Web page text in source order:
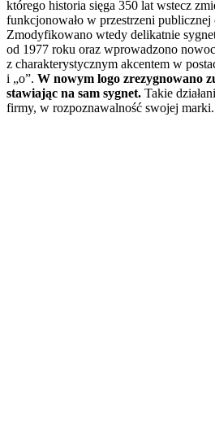
którego historia sięga 350 lat wstecz
funkcjonowało w przestrzeni publicznej
Zmodyfikowano wtedy delikatnie
od 1977 roku oraz wprowadzono
z charakterystycznym akcentem w
i „o”. W nowym logo zrezygnowano
stawiając na sam sygnet. Takie
firmy, w rozpoznawalność swojej marki.